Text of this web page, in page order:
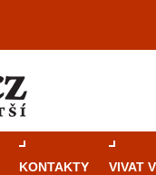
KONTAKTY VIVAT